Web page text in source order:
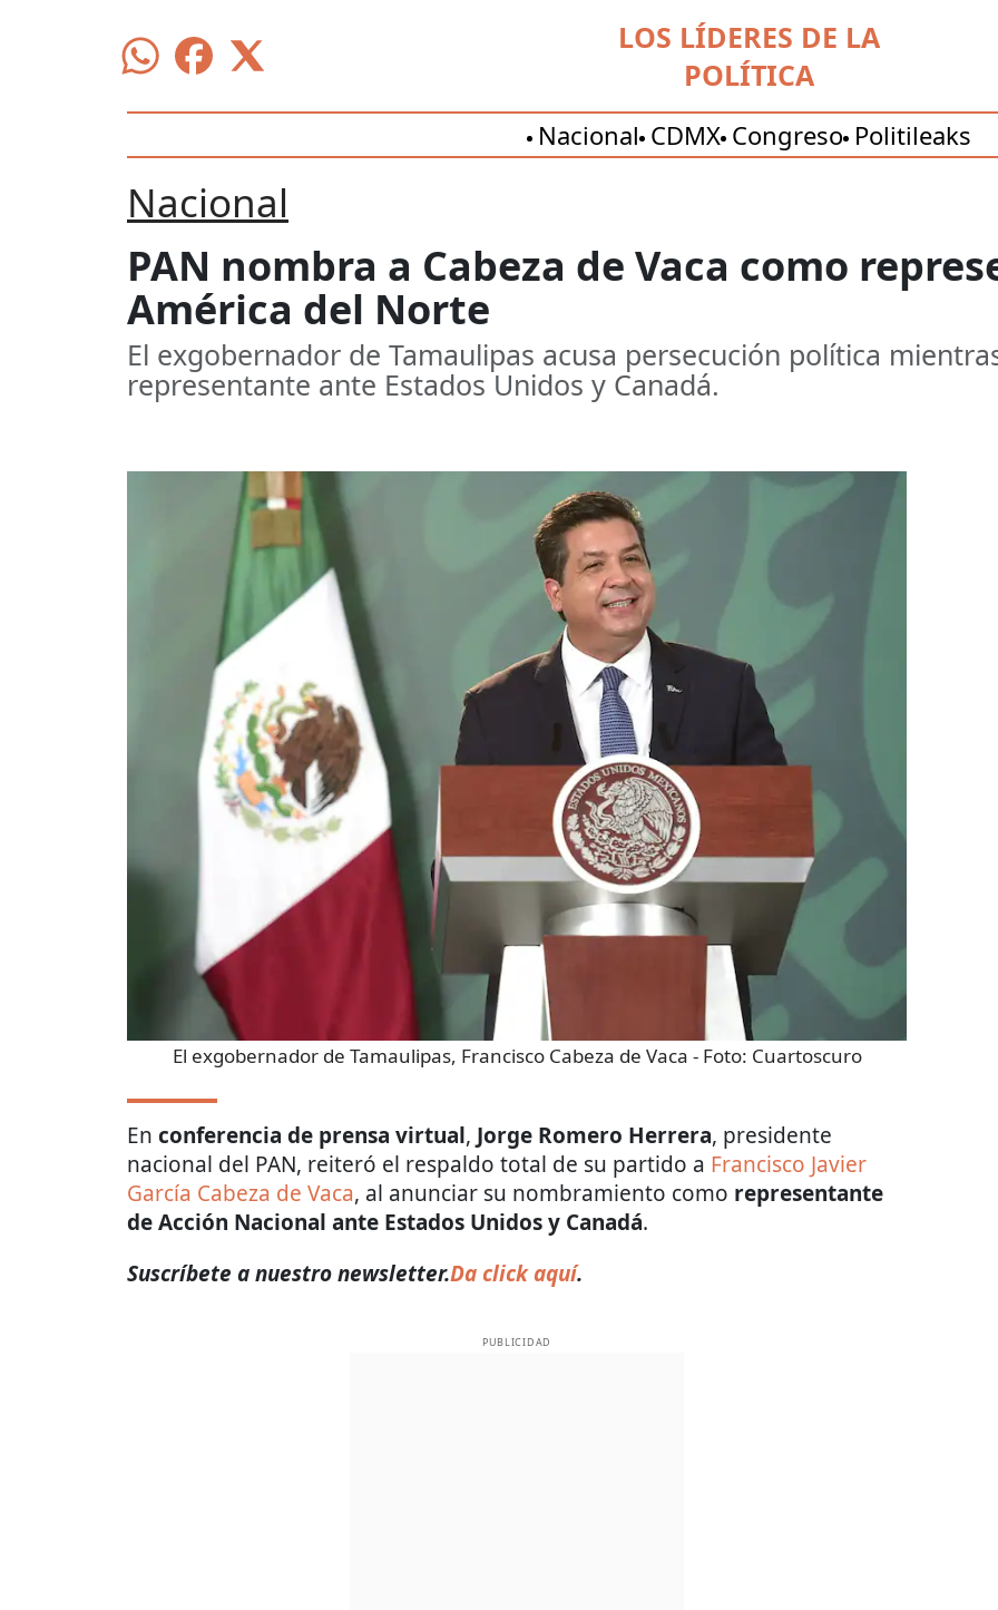
LOS LÍDERES DE LA
POLÍTICA
Nacional CDMX Congreso Politileaks
Nacional
PAN nombra a Cabeza de Vaca como
América del Norte
El exgobernador de Tamaulipas acusa persecución política
representante ante Estados Unidos y Canadá.
El exgobernador de Tamaulipas, Francisco Cabeza de Vaca - Foto: Cuartoscuro
En conferencia de prensa virtual, Jorge Romero Herrera, presidente
nacional del PAN, reiteró el respaldo total de su partido a Francisco Javier
García Cabeza de Vaca, al anunciar su nombramiento como representante
de Acción Nacional ante Estados Unidos y Canadá.
Suscríbete a nuestro newsletter.Da click aquí.
PUBLICIDAD